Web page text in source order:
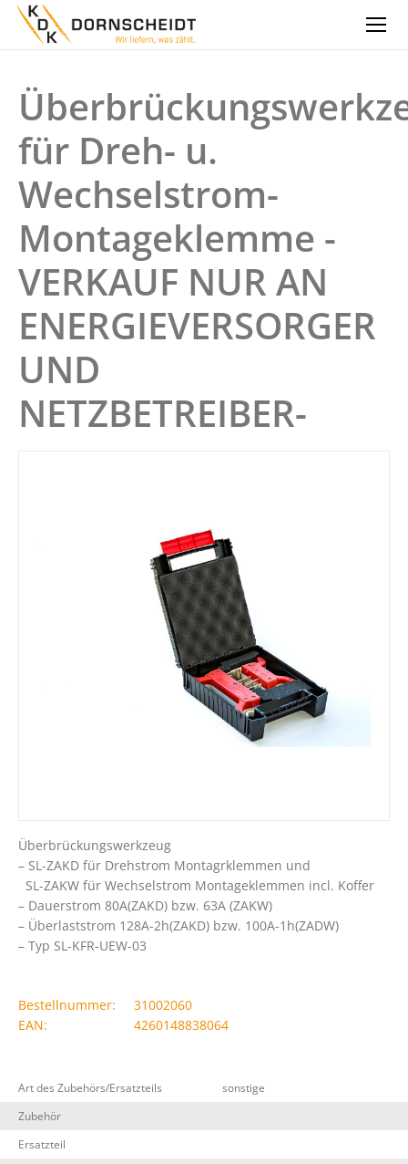
für Dreh- u.
Wechselstrom-
Montageklemme -
VERKAUF NUR AN
ENERGIEVERSORGER
UND
NETZBETREIBER-
Überbrückungswerkzeug
– SL-ZAKD für Drehstrom Montagrklemmen und
SL-ZAKW für Wechselstrom Montageklemmen incl. Koffer
– Dauerstrom 80A(ZAKD) bzw. 63A (ZAKW)
– Überlaststrom 128A-2h(ZAKD) bzw. 100A-1h(ZADW)
– Typ SL-KFR-UEW-03
Bestellnummer:
31002060
EAN:
4260148838064
Art des Zubehörs/Ersatzteils
sonstige
Zubehör
Ersatzteil